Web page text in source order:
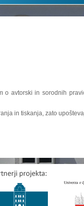
avtorski in sorodnih
in tiskanja, zato